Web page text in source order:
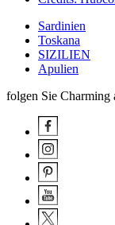
Sardinien
Toskana
SIZILIEN
Apulien
folgen Sie Charming